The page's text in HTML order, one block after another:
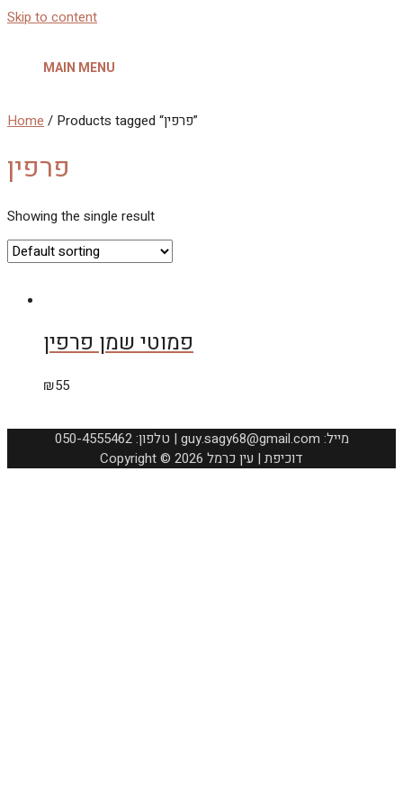
Skip to content
MAIN MENU
Home / Products tagged “פרפין”
פרפין
Showing the single result
פמוטי שמן פרפין
₪55
050-4555462 :טלפון | guy.sagy68@gmail.com :מייל
Copyright © 2026 דוכיפת | עין כרמל